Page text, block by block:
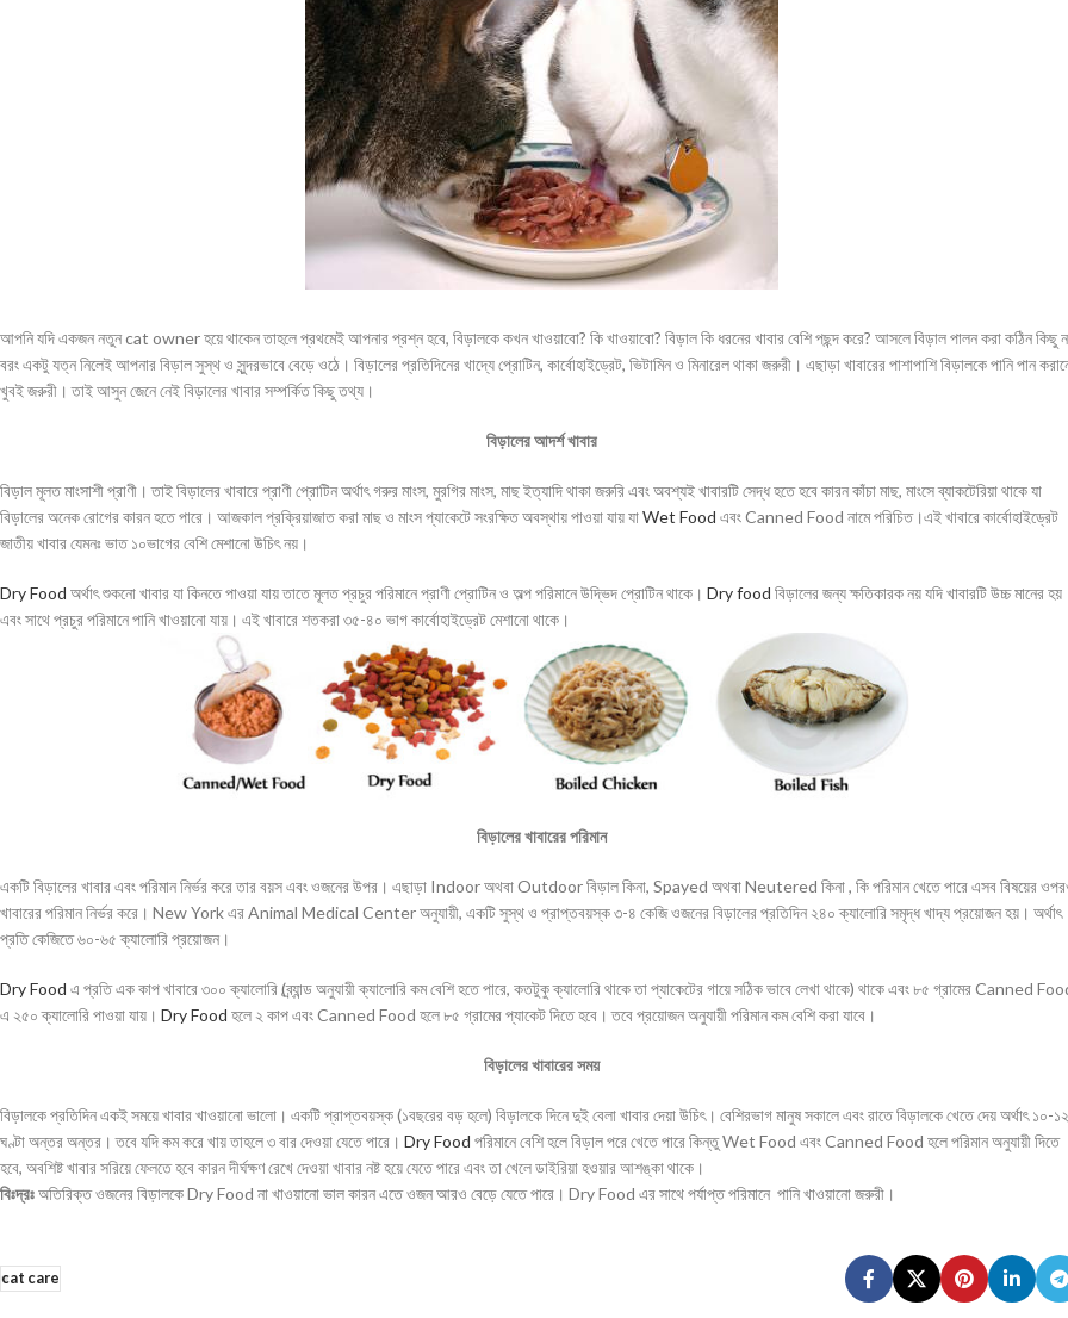
আপনি যদি একজন নতুন cat owner হয়ে থাকেন তাহলে প্রথমেই আপনার প্রশ্ন হবে, বিড়ালকে কখন খাওয়াবো? কি খাওয়াবো? বিড়াল কি ধরনের খাবার বেশি পছন্দ করে? আসলে বিড়াল পালন করা কঠিন কিছু
বরং একটু যত্ন নিলেই আপনার বিড়াল সুস্থ ও সুন্দরভাবে বেড়ে ওঠে। বিড়ালের প্রতিদিনের খাদ্যে প্রোটিন, কার্বোহাইড্রেট, ভিটামিন ও মিনারেল থাকা জরুরী। এছাড়া খাবারের পাশাপাশি বিড়ালকে পানি পান
খুবই জরুরী। তাই আসুন জেনে নেই বিড়ালের খাবার সম্পর্কিত কিছু তথ্য।
বিড়ালের আদর্শ খাবার
বিড়াল মূলত মাংসাশী প্রাণী। তাই বিড়ালের খাবারে প্রাণী প্রোটিন অর্থাৎ গরুর মাংস, মুরগির মাংস, মাছ ইত্যাদি থাকা জরুরি এবং অবশ্যই খাবারটি সেদ্ধ হতে হবে কারন কাঁচা মাছ, মাংসে ব্যাকটেরিয়া থাকে যা
বিড়ালের অনেক রোগের কারন হতে পারে। আজকাল প্রক্রিয়াজাত করা মাছ ও মাংস প্যাকেটে সংরক্ষিত অবস্থায় পাওয়া যায় যাWet Food এবং Canned Food নামে পরিচিত।এই খাবারে কার্বোহাইড্রেট
জাতীয় খাবার যেমনঃ ভাত ১০ভাগের বেশি মেশানো উচিৎ নয়।
Dry Food অর্থাৎ শুকনো খাবার যা কিনতে পাওয়া যায় তাতে মূলত প্রচুর পরিমানে প্রাণী প্রোটিন ও অল্প পরিমানে উদ্ভিদ প্রোটিন থাকে। Dry food বিড়ালের জন্য ক্ষতিকারক নয় যদি খাবারটি উচ্চ মানের হয়
এবং সাথে প্রচুর পরিমানে পানি খাওয়ানো যায়। এই খাবারে শতকরা ৩৫-৪০ ভাগ কার্বোহাইড্রেট মেশানো থাকে।
বিড়ালের খাবারের পরিমান
একটি বিড়ালের খাবার এবং পরিমান নির্ভর করে তার বয়স এবং ওজনের উপর। এছাড়া Indoor অথবা Outdoor বিড়াল কিনা, Spayed অথবা Neutered কিনা , কি পরিমান খেতে পারে এসব বিষয়ের
খাবারের পরিমান নির্ভর করে। New York এর Animal Medical Center অনুযায়ী, একটি সুস্থ ও প্রাপ্তবয়স্ক ৩-৪ কেজি ওজনের বিড়ালের প্রতিদিন ২৪০ ক্যালোরি সমৃদ্ধ খাদ্য প্রয়োজন হয়। অর্থাৎ
প্রতি কেজিতে ৬০-৬৫ ক্যালোরি প্রয়োজন।
Dry Food এ প্রতি এক কাপ খাবারে ৩০০ ক্যালোরি (ব্র্যান্ড অনুযায়ী ক্যালোরি কম বেশি হতে পারে, কতটুকু ক্যালোরি থাকে তা প্যাকেটের গায়ে সঠিক ভাবে লেখা থাকে) থাকে এবং ৮৫ গ্রামের Canned
এ ২৫০ ক্যালোরি পাওয়া যায়। Dry Food হলে ২ কাপ এবং Canned Food হলে ৮৫ গ্রামের প্যাকেট দিতে হবে। তবে প্রয়োজন অনুযায়ী পরিমান কম বেশি করা যাবে।
বিড়ালের খাবারের সময়
বিড়ালকে প্রতিদিন একই সময়ে খাবার খাওয়ানো ভালো। একটি প্রাপ্তবয়স্ক (১বছরের বড় হলে) বিড়ালকে দিনে দুই বেলা খাবার দেয়া উচিৎ। বেশিরভাগ মানুষ সকালে এবং রাতে বিড়ালকে খেতে দেয় অর্থাৎ ১০-১২
ঘণ্টা অন্তর অন্তর। তবে যদি কম করে খায় তাহলে ৩ বার দেওয়া যেতে পারে। Dry Food পরিমানে বেশি হলে বিড়াল পরে খেতে পারে কিন্তু Wet Food এবং Canned Food হলে পরিমান অনুযায়ী দিতে
হবে, অবশিষ্ট খাবার সরিয়ে ফেলতে হবে কারন দীর্ঘক্ষণ রেখে দেওয়া খাবার নষ্ট হয়ে যেতে পারে এবং তা খেলে ডাইরিয়া হওয়ার আশঙ্কা থাকে।
বিঃদ্রঃঅতিরিক্ত ওজনের বিড়ালকে Dry Food না খাওয়ানো ভাল কারন এতে ওজন আরও বেড়ে যেতে পারে। Dry Food এর সাথে পর্যাপ্ত পরিমানে পানি খাওয়ানো জরুরী।
cat care